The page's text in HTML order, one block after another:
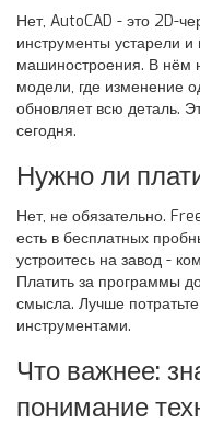
Нет, AutoCAD - это 2D-
инструменты устарели
машиностроения. В нём
модели, где изменение
обновляет всю деталь.
сегодня.
Нужно ли
Нет, не обязательно.
есть в бесплатных
устроитесь на завод -
Платить за программы
смысла. Лучше
инструментами.
Что важнее:
понимание